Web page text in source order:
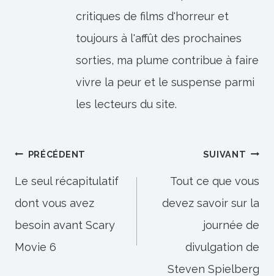
critiques de films d'horreur et
toujours à l'affût des prochaines
sorties, ma plume contribue à faire
vivre la peur et le suspense parmi
les lecteurs du site.
Navigation
de
l’article
PRÉCÉDENT
Le seul récapitulatif
dont vous avez
besoin avant Scary
Movie 6
SUIVANT
Tout ce que vous
devez savoir sur la
journée de
divulgation de
Steven Spielberg